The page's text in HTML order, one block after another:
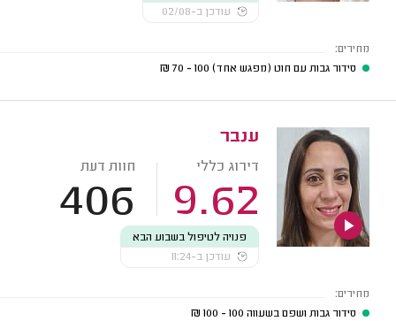
עודכן ב-02/08
מחירים:
סידור גבות עם חוט (מפגש אחד) 100 - 70
₪
ענבר
דירוג כללי
9.62
חוות דעת
406
פנויה לטיפול בשבוע הבא
עודכן ב-11:24
מחירים:
סידור גבות ושפם בשעווה 100 - 100
₪